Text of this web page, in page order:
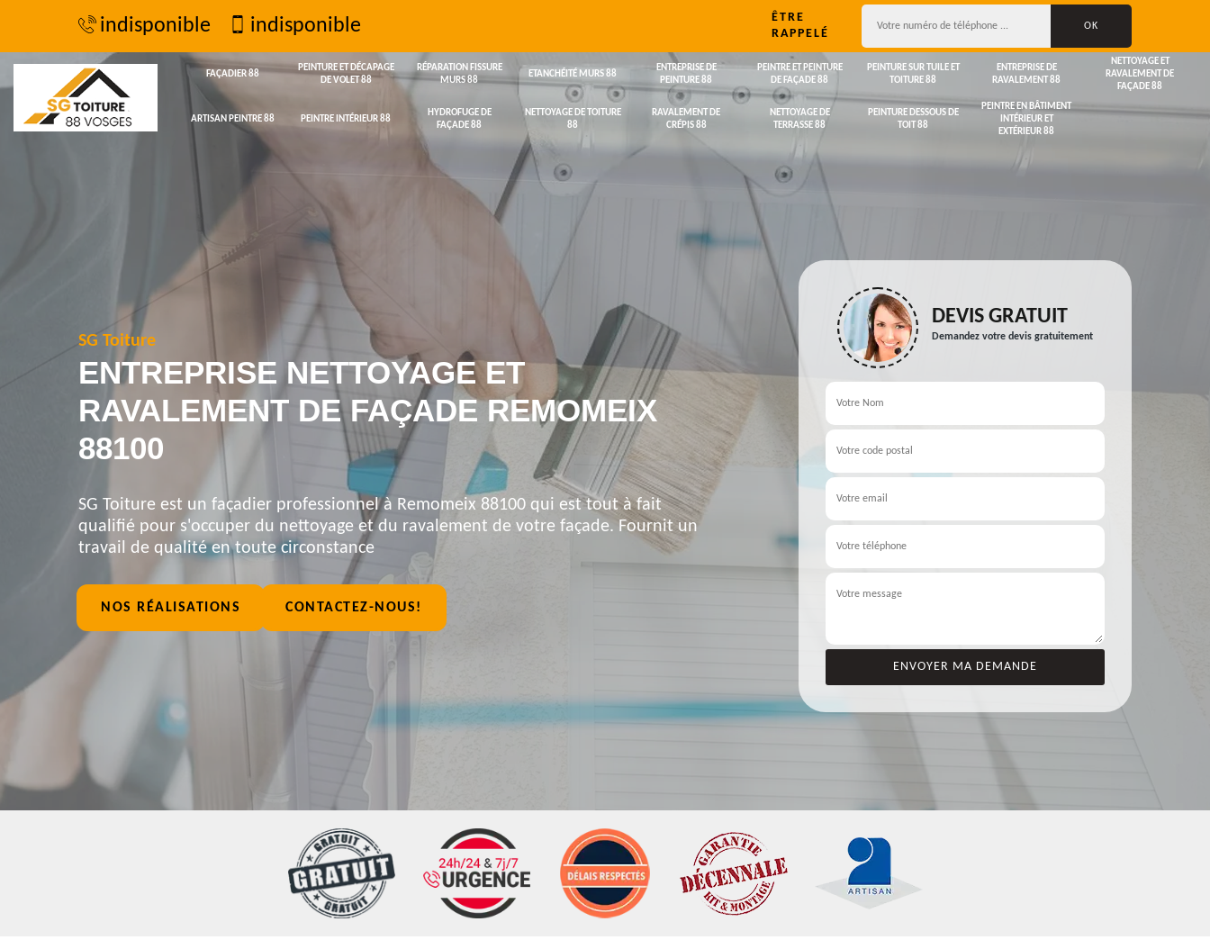
indisponible indisponible
ÊTRE
RAPPELÉ
FAÇADIER 88
PEINTURE ET DÉCAPAGE
DE VOLET 88
RÉPARATION FISSURE
MURS 88
ETANCHÉITÉ MURS 88
ENTREPRISE DE
PEINTURE 88
PEINTRE ET PEINTURE
DE FAÇADE 88
PEINTURE SUR TUILE ET
TOITURE 88
ENTREPRISE DE
RAVALEMENT 88
NETTOYAGE ET
RAVALEMENT DE
FAÇADE 88
ARTISAN PEINTRE 88 PEINTRE INTÉRIEUR 88
HYDROFUGE DE
FAÇADE 88
NETTOYAGE DE TOITURE
88
RAVALEMENT DE
CRÉPIS 88
NETTOYAGE DE
TERRASSE 88
PEINTURE DESSOUS DE
TOIT 88
PEINTRE EN BÂTIMENT
INTÉRIEUR ET
EXTÉRIEUR 88
SG Toiture
ENTREPRISE NETTOYAGE ET
RAVALEMENT DE FAÇADE REMOMEIX
88100
SG Toiture est un façadier professionnel à Remomeix 88100 qui est tout à fait
qualifié pour s'occuper du nettoyage et du ravalement de votre façade. Fournit un
travail de qualité en toute circonstance
NOS RÉALISATIONS CONTACTEZ-NOUS!
DEVIS GRATUIT
Demandez votre devis gratuitement